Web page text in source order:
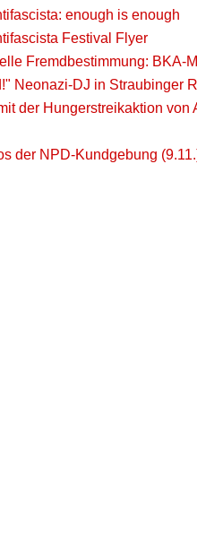
enough is enough
Festival Flyer
Fremdbestimmung: BKA-
Neonazi-DJ in Straubinger
der Hungerstreikaktion von
der NPD-Kundgebung